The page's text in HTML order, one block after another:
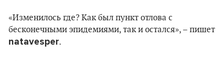
«Изменилось где? Как был пункт отлова с
бесконечными эпидемиями, так и остался», – пишет
natavesper.